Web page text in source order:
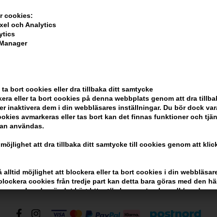
cookies:
och Analytics
ta bort cookies eller dra tillbaka ditt samtycke
eller ta bort cookies på denna webbplats genom att dra
inaktivera dem i din webbläsares inställningar. Du bör dock
avmarkeras eller tas bort kan det finnas funktioner och
användas.
att dra tillbaka ditt samtycke till cookies genom att
alltid möjlighet att blockera eller ta bort cookies i din
cookies från tredje part kan detta bara göras med den
om hur du gör det här: https://erhvervsstyrelsen.dk/saadan-
om du använder flera webbläsare måste du radera eller blockera
6A
DK-7800 Skive
info@hair247.se
100%